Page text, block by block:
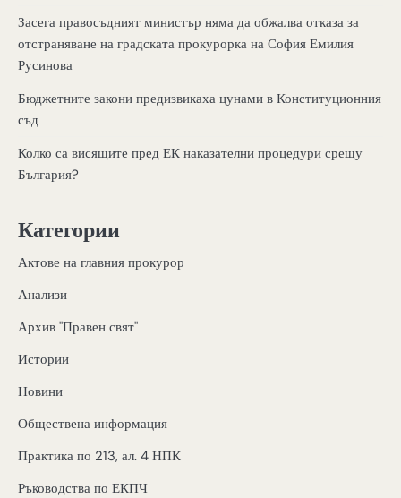
Засега правосъдният министър няма да обжалва отказа за
отстраняване на градската прокурорка на София Емилия
Русинова
Бюджетните закони предизвикаха цунами в Конституционния
съд
Колко са висящите пред ЕК наказателни процедури срещу
България?
Категории
Актове на главния прокурор
Анализи
Архив "Правен свят"
Истории
Новини
Обществена информация
Практика по 213, ал. 4 НПК
Ръководства по ЕКПЧ